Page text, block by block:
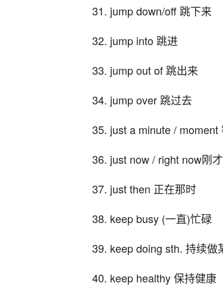
31. jump down/off 跳下来
32. jump into 跳进
33. jump out of 跳出来
34. jump over 跳过去
35. just a minute / moment
36. just now / right now刚
37. just then 正在那时
38. keep busy (一直)忙碌
39. keep doing sth. 持续做
40. keep healthy 保持健康